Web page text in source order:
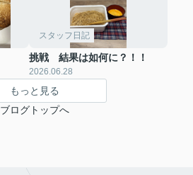
スタッフ日記
挑戦 結果は如何に？！！
2026.06.28
もっと見る
ブログトップへ